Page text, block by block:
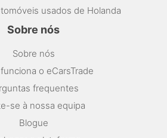
usados de Holanda
Sobre nós
Sobre nós
o eCarsTrade
frequentes
se à nossa equipa
Blogue